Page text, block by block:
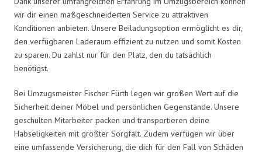
wir dir einen maßgeschneiderten Service zu attraktiven
Konditionen anbieten. Unsere Beiladungsoption ermöglicht es dir,
den verfügbaren Laderaum effizient zu nutzen und somit Kosten
zu sparen. Du zahlst nur für den Platz, den du tatsächlich
benötigst.
Bei Umzugsmeister Fischer Fürth legen wir großen Wert auf die
Sicherheit deiner Möbel und persönlichen Gegenstände. Unsere
geschulten Mitarbeiter packen und transportieren deine
Habseligkeiten mit größter Sorgfalt. Zudem verfügen wir über
eine umfassende Versicherung, die dich für den Fall von Schäden